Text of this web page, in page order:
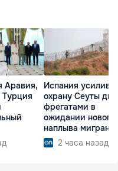
Аравия,
Турция
Испания
охрану Сеуты
фрегатами в
ожидании нового
наплыва
2 часа назад